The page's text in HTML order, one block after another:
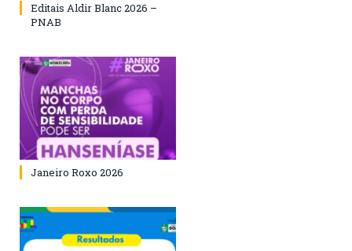
Editais Aldir Blanc 2026 –
PNAB
Janeiro Roxo 2026